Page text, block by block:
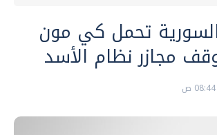
تحمل كي مون
مجازر نظام الأسد